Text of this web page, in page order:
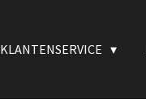
KLANTENSERVICE